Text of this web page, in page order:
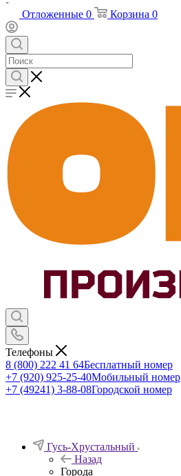
Отложенные 0 Корзина 0
Телефоны
8 (800) 222 41 64Бесплатный номер
+7 (920) 925-25-40Мобильный номер
+7 (49241) 3-88-08Городской номер
Гусь-Хрустальный
Назад
Города